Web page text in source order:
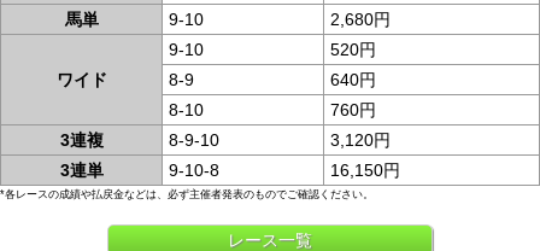
馬単
9-10 2,680円
ワイド
9-10
520円
8-9
640円
8-10
760円
3連複
8-9-10
3,120円
3連単
9-10-8 16,150円
*各レースの成績や払戻金などは、必ず主催者発表のものでご確認ください。
レース一覧